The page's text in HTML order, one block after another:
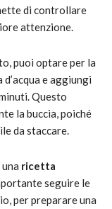
di controllare
attenzione.
puoi optare per la
e aggiungi
Questo
la buccia, poiché
da staccare.
ricetta
seguire le
per preparare una